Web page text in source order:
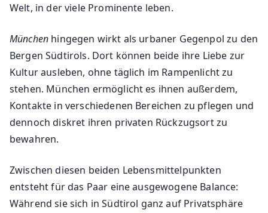
Welt, in der viele Prominente leben.
München hingegen wirkt als urbaner Gegenpol zu den
Bergen Südtirols. Dort können beide ihre Liebe zur
Kultur ausleben, ohne täglich im Rampenlicht zu
stehen. München ermöglicht es ihnen außerdem,
Kontakte in verschiedenen Bereichen zu pflegen und
dennoch diskret ihren privaten Rückzugsort zu
bewahren.
Zwischen diesen beiden Lebensmittelpunkten
entsteht für das Paar eine ausgewogene Balance:
Während sie sich in Südtirol ganz auf Privatsphäre